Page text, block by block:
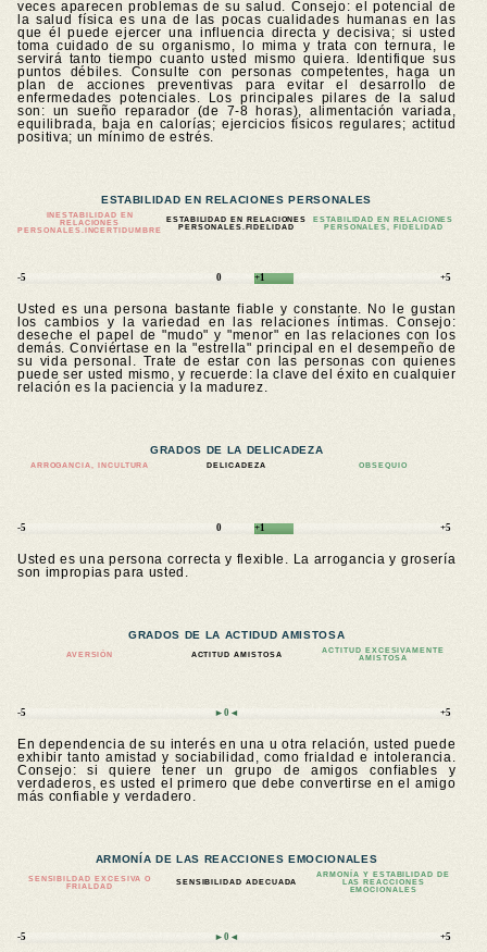
veces aparecen problemas de su salud. Consejo: el potencial de
la salud física es una de las pocas cualidades humanas en las
que él puede ejercer una influencia directa y decisiva; si usted
toma cuidado de su organismo, lo mima y trata con ternura, le
servirá tanto tiempo cuanto usted mismo quiera. Identifique sus
puntos débiles. Consulte con personas competentes, haga un
plan de acciones preventivas para evitar el desarrollo de
enfermedades potenciales. Los principales pilares de la salud
son: un sueño reparador (de 7-8 horas), alimentación variada,
equilibrada, baja en calorías; ejercicios físicos regulares; actitud
positiva; un mínimo de estrés.
ESTABILIDAD EN RELACIONES PERSONALES
INESTABILIDAD EN
RELACIONES
PERSONALES.
INCERTIDUMBRE
ESTABILIDAD EN RELACIONES
PERSONALES.FIDELIDAD
ESTABILIDAD EN RELACIONES
PERSONALES, FIDELIDAD
-5 0 +1 +5
Usted es una persona bastante fiable y constante. No le gustan
los cambios y la variedad en las relaciones íntimas. Consejo:
deseche el papel de "mudo" y "menor" en las relaciones con los
demás. Conviértase en la "estrella" principal en el desempeño de
su vida personal. Trate de estar con las personas con quienes
puede ser usted mismo, y recuerde: la clave del éxito en cualquier
relación es la paciencia y la madurez.
GRADOS DE LA DELICADEZA
ARROGANCIA, INCULTURA DELICADEZA OBSEQUIO
-5 0 +1 +5
Usted es una persona correcta y flexible. La arrogancia y grosería
son impropias para usted.
GRADOS DE LA ACTIDUD AMISTOSA
AVERSIÓN ACTITUD AMISTOSA
ACTITUD EXCESIVAMENTE
AMISTOSA
-5 ►0◄ +5
En dependencia de su interés en una u otra relación, usted puede
exhibir tanto amistad y sociabilidad, como frialdad e intolerancia.
Consejo: si quiere tener un grupo de amigos confiables y
verdaderos, es usted el primero que debe convertirse en el amigo
más confiable y verdadero.
ARMONÍA DE LAS REACCIONES EMOCIONALES
SENSIBILDAD EXCESIVA O
FRIALDAD
SENSIBILIDAD ADECUADA
ARMONÍA Y ESTABILIDAD DE
LAS REACCIONES
EMOCIONALES
-5 ►0◄ +5